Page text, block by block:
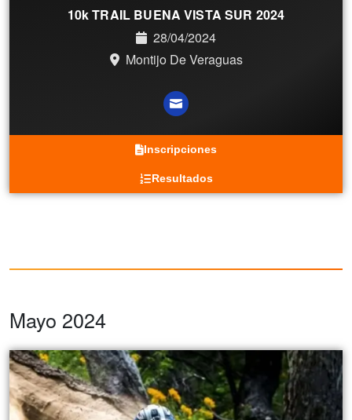
10k TRAIL BUENA VISTA SUR 2024
28/04/2024
Montijo De Veraguas
Inscripciones
Resultados
Mayo 2024